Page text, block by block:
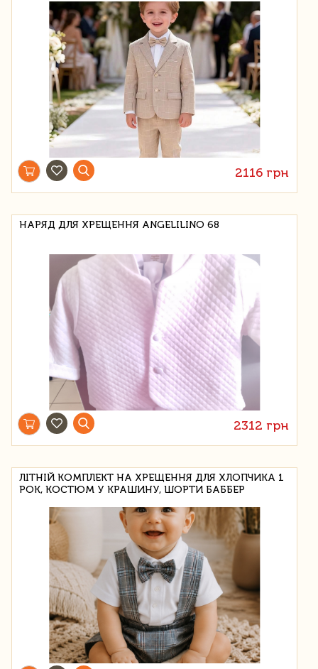
2116 грн
НАРЯД ДЛЯ ХРЕЩЕННЯ ANGELILINO 68
2312 грн
ЛІТНІЙ КОМПЛЕКТ НА ХРЕЩЕННЯ ДЛЯ ХЛОПЧИКА 1
РОК, КОСТЮМ У КРАШИНУ, ШОРТИ БАББЕР